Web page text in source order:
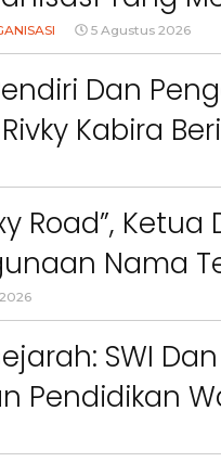
Bendera
5 Agustus 2026
Dan
Kabira
“XTC
Road”, Ketua
Nama
SWI
Pendidikan
National News Sorotan Sorotan
Berita
Janji Membeku,
Rusak: Ahli Waris